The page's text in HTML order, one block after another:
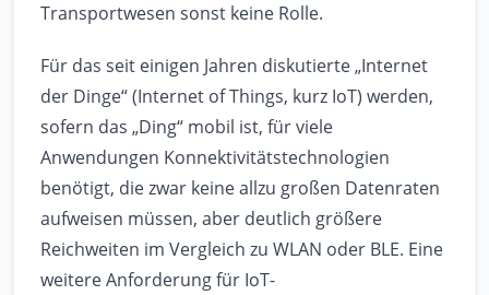
Transportwesen sonst keine Rolle.
Für das seit einigen Jahren diskutierte „Internet
der Dinge“ (Internet of Things, kurz IoT) werden,
sofern das „Ding“ mobil ist, für viele
Anwendungen Konnektivitätstechnologien
benötigt, die zwar keine allzu großen Datenraten
aufweisen müssen, aber deutlich größere
Reichweiten im Vergleich zu WLAN oder BLE. Eine
weitere Anforderung für IoT-